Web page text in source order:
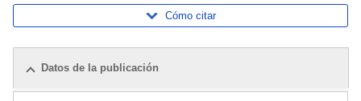
Cómo citar
Datos de la publicación